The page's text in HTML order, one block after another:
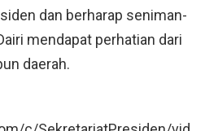
dan berharap seniman-
mendapat perhatian dari
daerah.